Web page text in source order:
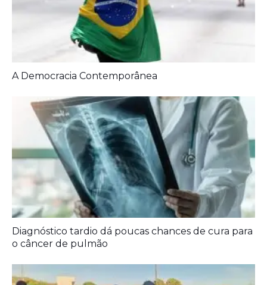
A Democracia Contemporânea
Diagnóstico tardio dá poucas chances de cura para
o câncer de pulmão